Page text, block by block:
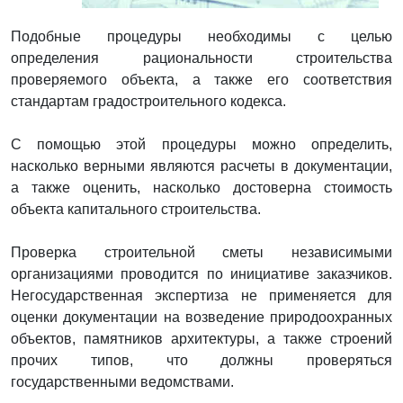
Подобные процедуры необходимы с целью
определения рациональности строительства
проверяемого объекта, а также его соответствия
стандартам градостроительного кодекса.
С помощью этой процедуры можно определить,
насколько верными являются расчеты в документации,
а также оценить, насколько достоверна стоимость
объекта капитального строительства.
Проверка строительной сметы независимыми
организациями проводится по инициативе заказчиков.
Негосударственная экспертиза не применяется для
оценки документации на возведение природоохранных
объектов, памятников архитектуры, а также строений
прочих типов, что должны проверяться
государственными ведомствами.